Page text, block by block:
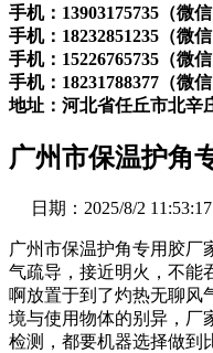
手机：13903175735（微信
手机：18232851235（微信
手机：15226765735（微信
手机：18231788377（微信
地址：河北省任丘市北辛
广州市保温护角
日期：2025/8/2
广州市保温护角专用胶厂
气疏导，接近明火，不能
啊放置于到了灼热无聊风
境与使用物体的别异，厂
检测，都要机器选择做到